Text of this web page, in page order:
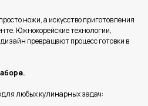
ножи, а искусство приготовления
Южнокорейские технологии,
превращают процесс готовки в
для любых кулинарных задач: